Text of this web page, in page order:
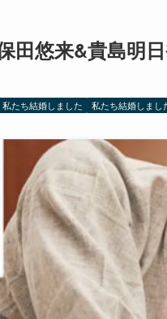
田悠来&貴島明
私たち結婚しました 私たち結婚しまし